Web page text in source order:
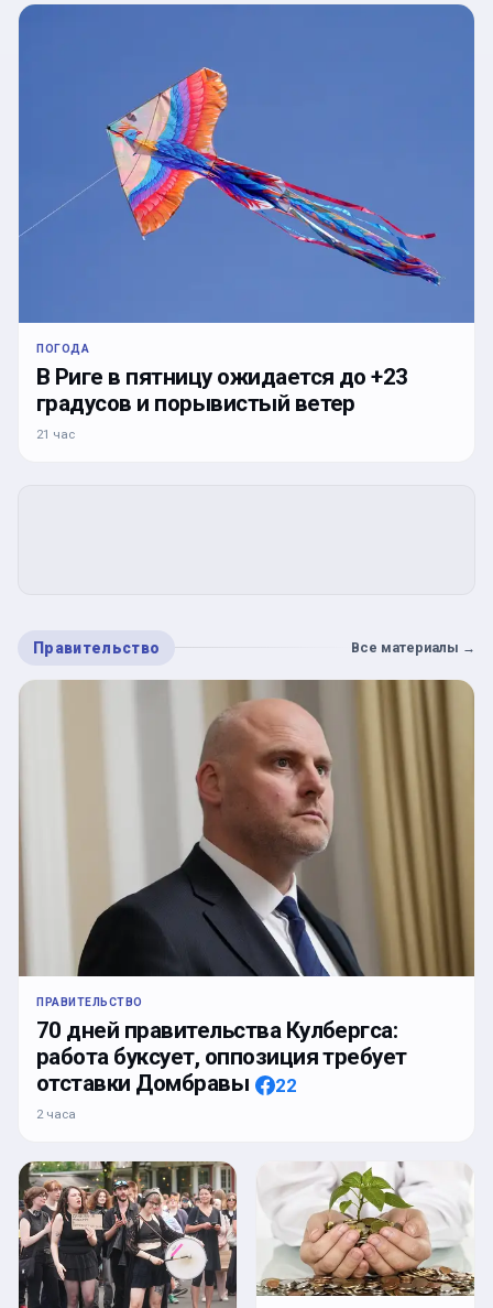
ПОГОДА
В Риге в пятницу ожидается до +23
градусов и порывистый ветер
21 час
Правительство Все материалы →
ПРАВИТЕЛЬСТВО
70 дней правительства Кулбергса:
работа буксует, оппозиция требует
отставки Домбравы
22
2 часа